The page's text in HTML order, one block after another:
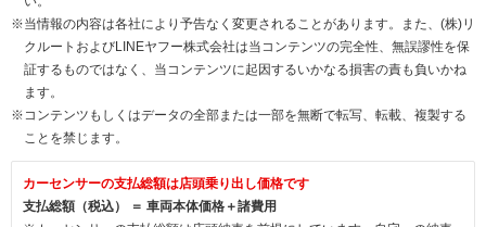
※当情報の内容は各社により予告なく変更されることがあります。また、(株)リ
クルートおよびLINEヤフー株式会社は当コンテンツの完全性、無誤謬性を保
証するものではなく、当コンテンツに起因するいかなる損害の責も負いかね
ます。
※コンテンツもしくはデータの全部または一部を無断で転写、転載、複製する
ことを禁じます。
カーセンサーの支払総額は店頭乗り出し価格です
支払総額（税込） ＝ 車両本体価格＋諸費用